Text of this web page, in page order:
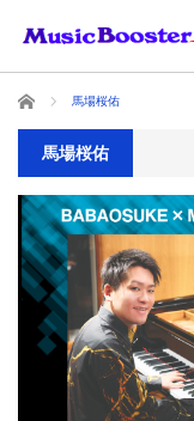
ホーム 馬場桜佑
馬場桜佑